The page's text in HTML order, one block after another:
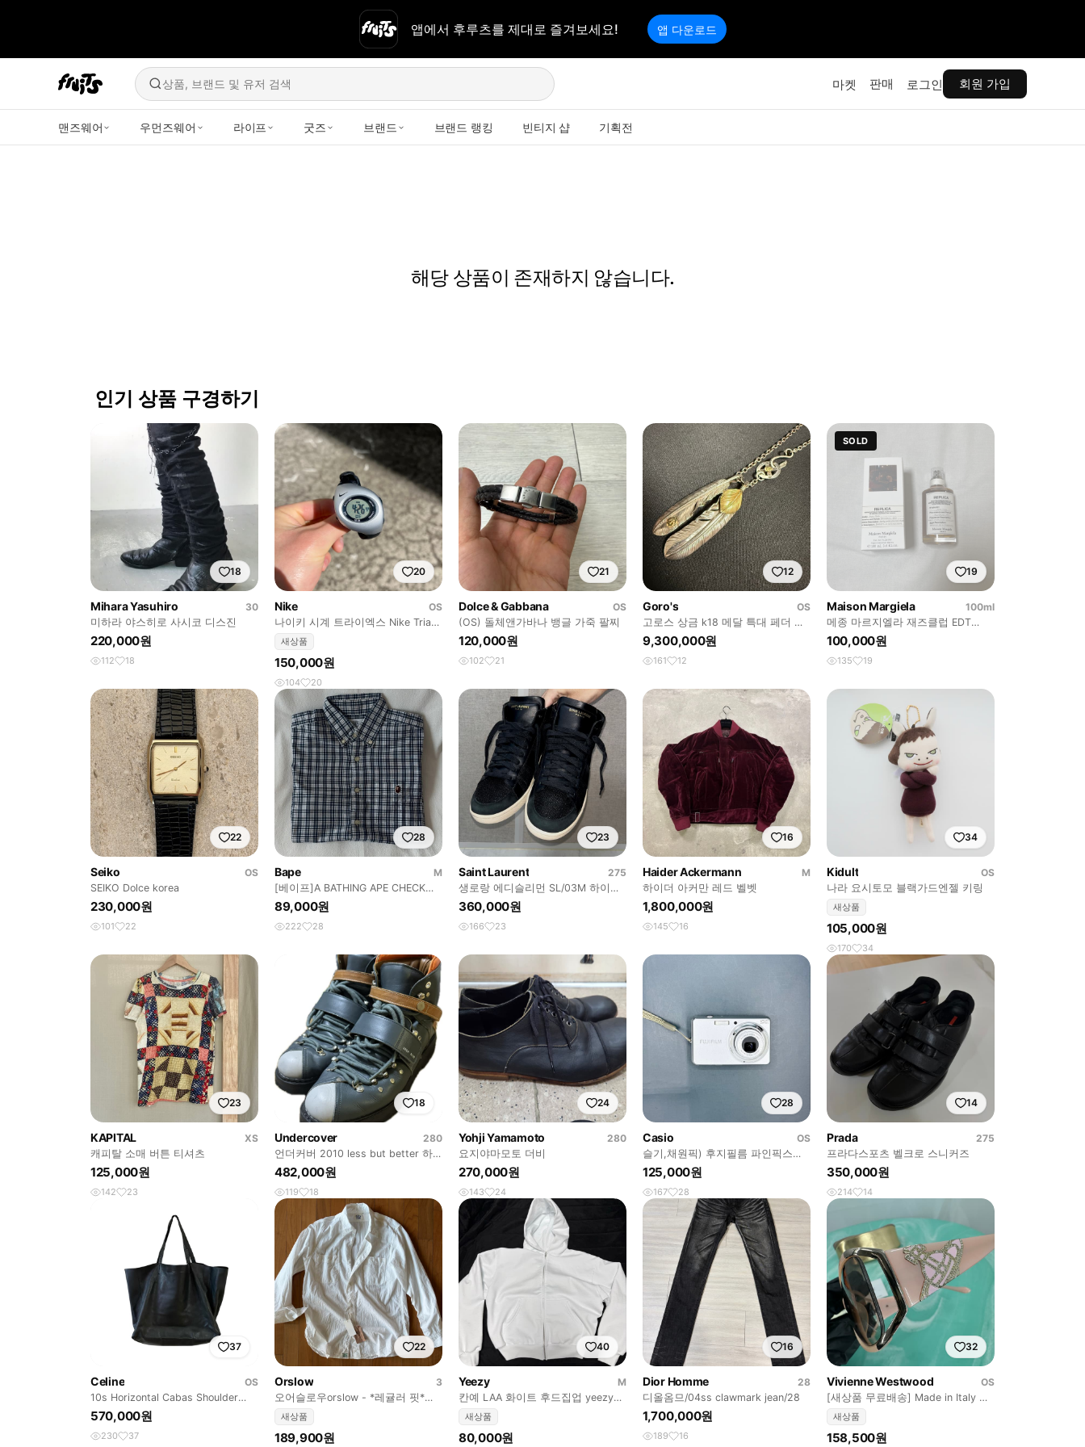
앱에서 후루츠를 제대로 즐겨보세요! 앱 다운로드
상품, 브랜드 및 유저 검색 마켓 판매 로그인 회원 가입
맨즈웨어 우먼즈웨어 라이프 굿즈 브랜드 브랜드 랭킹 빈티지 샵 기획전
해당 상품이 존재하지 않습니다.
인기 상품 구경하기
18
Mihara Yasuhiro
30
미하라 야스히로 사시코 디스진
220,000원
112 18
20
Nike
OS
나이키 시계 트라이엑스 Nike Triax
D394391
새상품
150,000원
104 20
21
Dolce & Gabbana
OS
(OS) 돌체앤가바나 뱅글 가죽 팔찌
120,000원
102 21
12
Goro's
OS
고로스 상금 k18 메달 특대 페더 세
트
9,300,000원
161 12
SOLD
19
Maison Margiela
100ml
메종 마르지엘라 재즈클럽 EDT
100ml
100,000원
135 19
22
Seiko
OS
SEIKO Dolce korea
230,000원
101 22
28
Bape
M
[베이프]A BATHING APE CHECK
SHIRT
89,000원
222 28
23
Saint Laurent
275
생로랑 에디슬리먼 SL/03M 하이탑
스니커즈
360,000원
166 23
16
Haider Ackermann
M
하이더 아커만 레드 벨벳
1,800,000원
145 16
34
Kidult
OS
나라 요시토모 블랙가드엔젤 키링
새상품
105,000원
170 34
23
KAPITAL
XS
캐피탈 소매 버튼 티셔츠
125,000원
142 23
18
Undercover
280
언더커버 2010 less but better 하
이킹 마운틴 부츠
482,000원
119 18
24
Yohji Yamamoto
280
요지야마모토 더비
270,000원
143 24
28
Casio
OS
슬기,채원픽) 후지필름 파인픽스
J27 디카 빈티지 캠코더 /캐논
125,000원
167 28
14
Prada
275
프라다스포츠 벨크로 스니커즈
350,000원
214 14
37
Celine
OS
10s Horizontal Cabas Shoulder
Bag
570,000원
230 37
22
Orslow
3
오어슬로우orslow - *레귤러 핏*샴
브레이 셔츠 화이트
새상품
189,900원
40
Yeezy
M
칸예 LAA 화이트 후드집업 yeezy
yzy
새상품
80,000원
16
Dior Homme
28
디올옴므/04ss clawmark jean/28
1,700,000원
189 16
32
Vivienne Westwood
OS
[새상품 무료배송] Made in Italy 비
비안웨스트우드 선글라스
새상품
158,500원